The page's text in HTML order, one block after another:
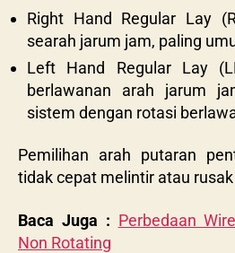
Right Hand Regular Lay
searah jarum jam, paling
Left Hand Regular Lay
berlawanan arah jarum
sistem dengan rotasi
Pemilihan arah putaran
tidak cepat melintir atau
Baca Juga : Perbedaan
Non Rotating